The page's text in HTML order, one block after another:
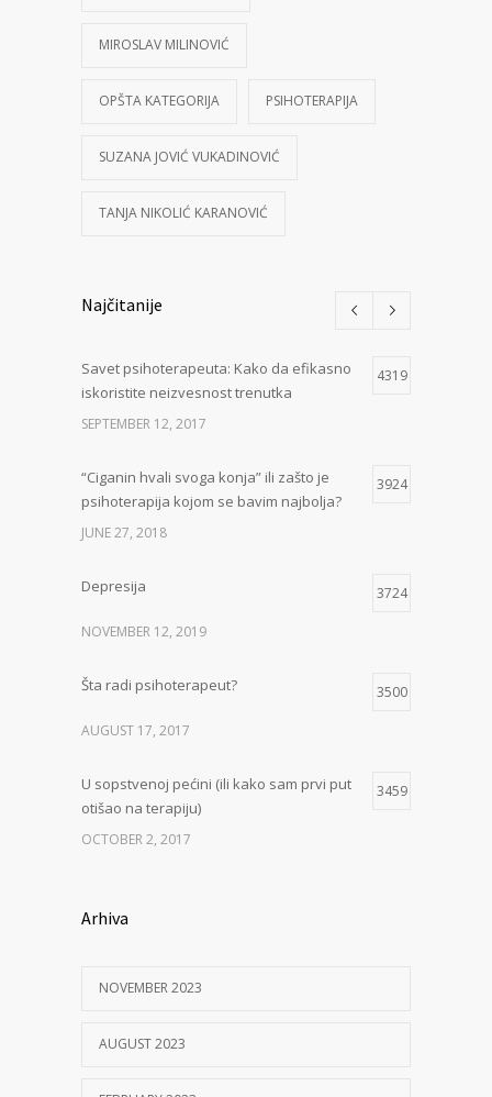
MIROSLAV MILINOVIĆ
OPŠTA KATEGORIJA PSIHOTERAPIJA
SUZANA JOVIĆ VUKADINOVIĆ
TANJA NIKOLIĆ KARANOVIĆ
Najčitanije
Savet psihoterapeuta: Kako da efikasno
iskoristite neizvesnost trenutka
4319
SEPTEMBER 12, 2017
“Ciganin hvali svoga konja” ili zašto je
psihoterapija kojom se bavim najbolja?
3924
JUNE 27, 2018
Depresija 3724
NOVEMBER 12, 2019
Šta radi psihoterapeut? 3500
AUGUST 17, 2017
U sopstvenoj pećini (ili kako sam prvi put
otišao na terapiju)
3459
OCTOBER 2, 2017
Arhiva
NOVEMBER 2023
AUGUST 2023